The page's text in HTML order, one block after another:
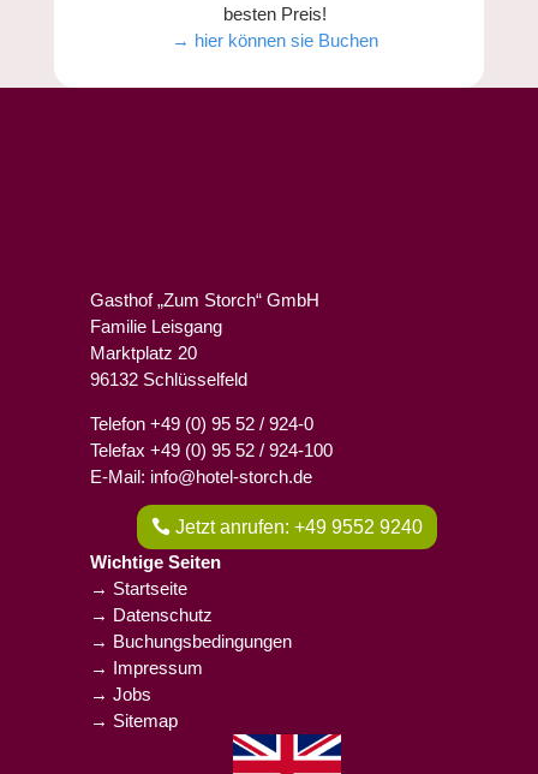
besten Preis!
→ hier können sie Buchen
Gasthof „Zum Storch“ GmbH
Familie Leisgang
Marktplatz 20
96132 Schlüsselfeld
Telefon +49 (0) 95 52 / 924-0
Telefax +49 (0) 95 52 / 924-100
E-Mail: info@hotel-storch.de
Jetzt anrufen: +49 9552 9240
Wichtige Seiten
→ Startseite
→ Datenschutz
→ Buchungsbedingungen
→ Impressum
→ Jobs
→ Sitemap